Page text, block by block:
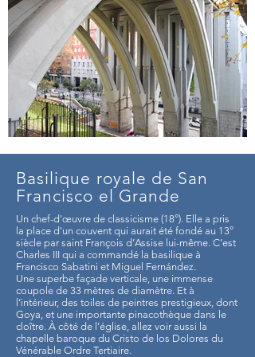
Basilique royale de San
Francisco el Grande
Un chef-d'œuvre de classicisme (18°). Elle a pris
la place d'un couvent qui aurait été fondé au 13°
siècle par saint François d’Assise lui-même. C’est
Charles III qui a commandé la basilique à
Francisco Sabatini et Miguel Fernández.
Une superbe façade verticale, une immense
coupole de 33 mètres de diamètre. Et à
l’intérieur, des toiles de peintres prestigieux, dont
Goya, et une importante pinacothèque dans le
cloître. À côté de l’église, allez voir aussi la
chapelle baroque du Cristo de los Dolores du
Vénérable Ordre Tertiaire.